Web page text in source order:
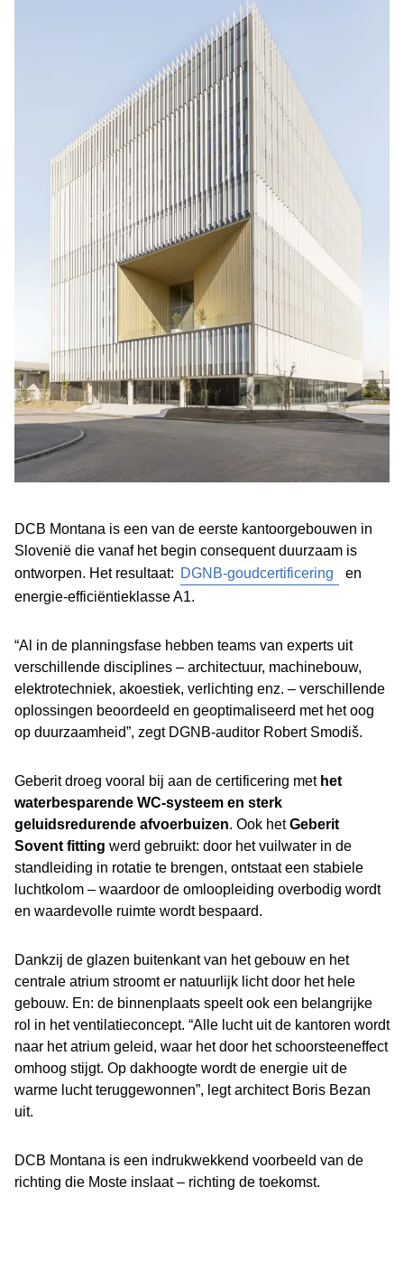
DCB Montana is een van de eerste kantoorgebouwen in
Slovenië die vanaf het begin consequent duurzaam is
ontworpen. Het resultaat: DGNB-goudcertificering
en
energie-efficiëntieklasse A1.
“Al in de planningsfase hebben teams van experts uit
verschillende disciplines – architectuur, machinebouw,
elektrotechniek, akoestiek, verlichting enz. – verschillende
oplossingen beoordeeld en geoptimaliseerd met het oog
op duurzaamheid”, zegt DGNB-auditor Robert Smodiš.
Geberit droeg vooral bij aan de certificering met het
waterbesparende WC-systeem en sterk
geluidsredurende afvoerbuizen. Ook hetGeberit
Sovent fitting werd gebruikt: door het vuilwater in de
standleiding in rotatie te brengen, ontstaat een stabiele
luchtkolom – waardoor de omloopleiding overbodig wordt
en waardevolle ruimte wordt bespaard.
Dankzij de glazen buitenkant van het gebouw en het
centrale atrium stroomt er natuurlijk licht door het hele
gebouw. En: de binnenplaats speelt ook een belangrijke
rol in het ventilatieconcept. “Alle lucht uit de kantoren wordt
naar het atrium geleid, waar het door het schoorsteeneffect
omhoog stijgt. Op dakhoogte wordt de energie uit de
warme lucht teruggewonnen”, legt architect Boris Bezan
uit.
DCB Montana is een indrukwekkend voorbeeld van de
richting die Moste inslaat – richting de toekomst.